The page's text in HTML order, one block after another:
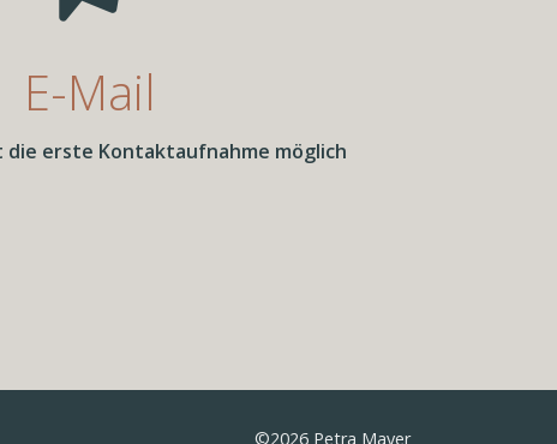
E-Mail
die erste Kontaktaufnahme möglich
©2026 Petra Mayer